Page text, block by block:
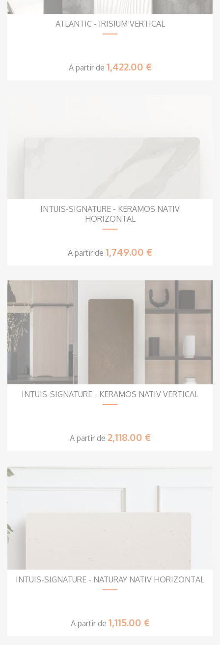
ATLANTIC - IRISIUM VERTICAL
A partir de 1,422.00 €
INTUIS-SIGNATURE - KERAMOS NATIV
HORIZONTAL
A partir de 1,749.00 €
INTUIS-SIGNATURE - KERAMOS NATIV VERTICAL
A partir de 2,118.00 €
INTUIS-SIGNATURE - NATURAY NATIV HORIZONTAL
A partir de 1,115.00 €